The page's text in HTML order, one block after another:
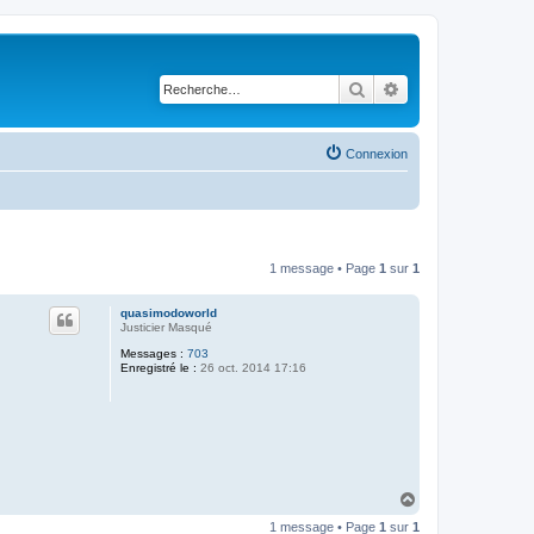
Rechercher
Connexion
1 message • Page 1 sur 1
quasimodoworld
Justicier Masqué
Messages : 703
Enregistré le : 26 oct. 2014 17:16
1 message • Page 1 sur 1